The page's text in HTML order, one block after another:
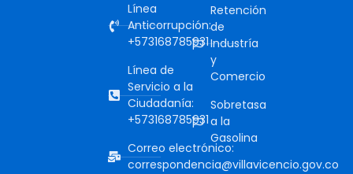
Línea
Anticorrupción:
+573168785931
Línea de
Servicio a la
Ciudadanía:
+573168785931
Correo electrónico:
correspondencia@villavicencio.gov.co
Retención
de
Industría
y
Comercio
Sobretasa
a la
Gasolina